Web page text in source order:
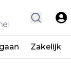
Zakelijk